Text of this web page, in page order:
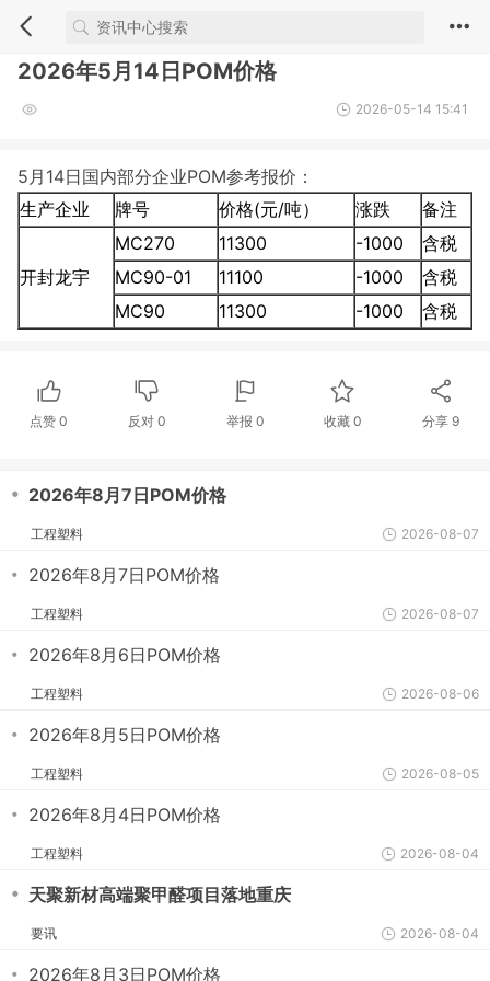
2026年5月14日POM价格
2026-05-14 15:41
5月14日国内部分企业POM参考报价：
生产企业
牌号 价格(元/吨） 涨跌 备注
开封龙宇
MC270 11300 -1000
含税
MC90-01
11100 -1000
含税
MC90
11300 -1000 含税
点赞0 反对 0 举报 0 收藏 0 分享9
・ 2026年8月7日POM价格
工程塑料 2026-08-07
・ 2026年8月7日POM价格
工程塑料 2026-08-07
・ 2026年8月6日POM价格
工程塑料 2026-08-06
・ 2026年8月5日POM价格
工程塑料 2026-08-05
・ 2026年8月4日POM价格
工程塑料 2026-08-04
・ 天聚新材高端聚甲醛项目落地重庆
要讯 2026-08-04
・ 2026年8月3日POM价格